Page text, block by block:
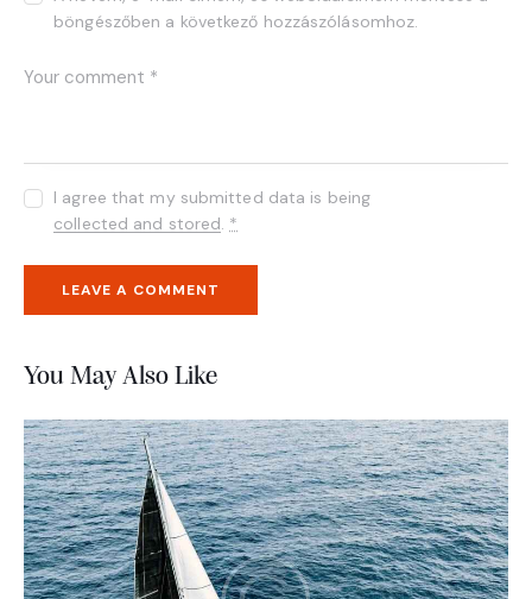
böngészőben a következő hozzászólásomhoz.
I agree that my submitted data is being
collected and stored. *
You May Also Like